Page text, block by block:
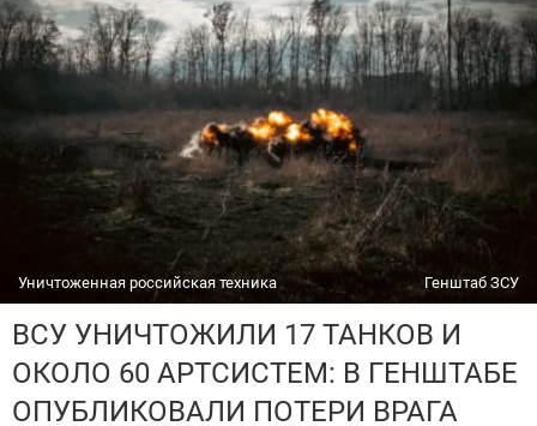
Уничтоженная российская техника Генштаб ЗСУ
ВСУ УНИЧТОЖИЛИ 17 ТАНКОВ И
ОКОЛО 60 АРТСИСТЕМ: В ГЕНШТАБЕ
ОПУБЛИКОВАЛИ ПОТЕРИ ВРАГА